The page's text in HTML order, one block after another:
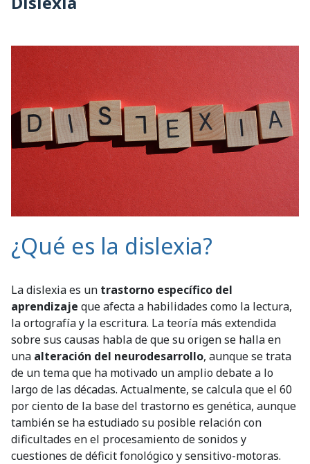
¿Qué es la dislexia?
La dislexia es un trastorno específico del
aprendizaje que afecta a habilidades como la lectura,
la ortografía y la escritura. La teoría más extendida
sobre sus causas habla de que su origen se halla en
una alteración del neurodesarrollo, aunque se trata
de un tema que ha motivado un amplio debate a lo
largo de las décadas. Actualmente, se calcula que el 60
por ciento de la base del trastorno es genética, aunque
también se ha estudiado su posible relación con
dificultades en el procesamiento de sonidos y
cuestiones de déficit fonológico y sensitivo-motoras.